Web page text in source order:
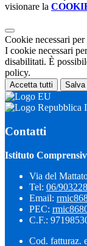
visionare la
Cookie necessari
I cookie necessari
disabilitati. È
policy.
Accetta tutti Salva
Contatti
Istituto
Via del
Tel: 06/
Email:
PEC:
C.F.:
Cod. fatturaz.